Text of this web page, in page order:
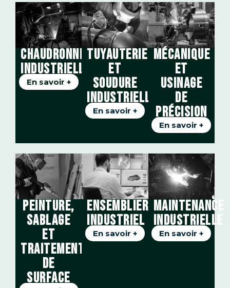
CHAUDRONNERIE
INDUSTRIELLE
En savoir +
TUYAUTERIE
ET
SOUDURE
INDUSTRIELLE
En savoir +
MÉCANIQUE
ET
USINAGE
DE
PRÉCISION
En savoir +
PEINTURE,
SABLAGE
ET
TRAITEMENT
DE
SURFACE
ENSEMBLIER
INDUSTRIEL
En savoir +
MAINTENANCE
INDUSTRIELLE
En savoir +